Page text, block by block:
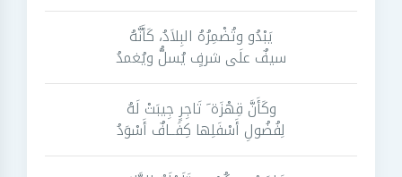
يَبْدُو وتُضْمِرُهُ البِلاَدُ، كَأَنَّهُ
سيفٌ علَى شرفٍ يُسلُّ ويُغمدُ
وكَأَنَّ قِهْزَة َ تَاجِرٍ جِيبَتْ لَهُ
لِفُضُولِ أَسْفَلِها كِفَــافٌ أَسْوَدُ